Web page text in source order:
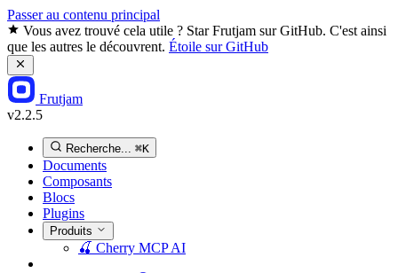
Passer au contenu principal
Vous avez trouvé cela utile ? Star Frutjam sur GitHub. C'est ainsi
que les autres le découvrent. Étoile sur GitHub
Frutjam
v2.2.5
Recherche... ⌘K
Documents
Composants
Blocs
Plugins
Produits
🍒 Cherry MCPAI